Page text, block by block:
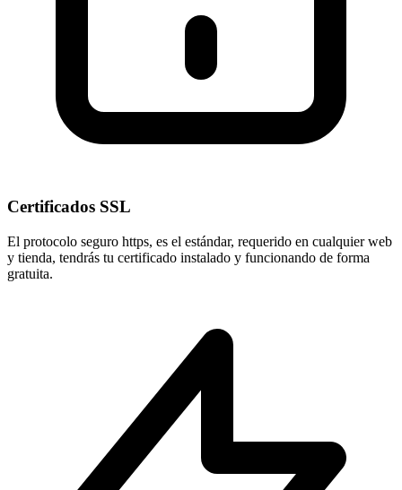
Certificados SSL
El protocolo seguro https, es el estándar, requerido en cualquier web
y tienda, tendrás tu certificado instalado y funcionando de forma
gratuita.